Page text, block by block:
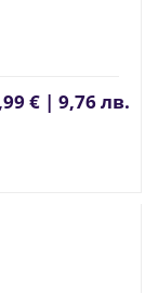
€ | 9,76 лв.